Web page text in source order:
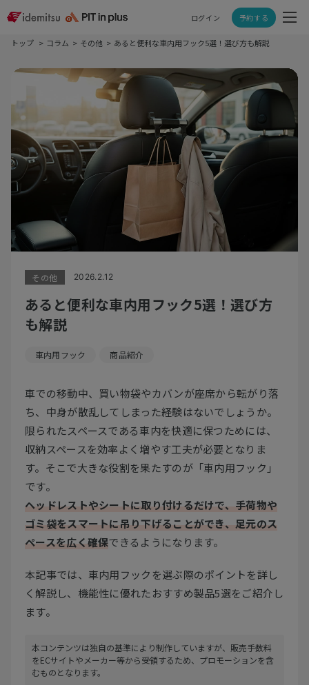
ログイン 予約する
トップ コラム その他 あると便利な車内用フック5選！選び方も解説
その他 2026.2.12
あると便利な車内用フック5選！選び方
も解説
車内用フック 商品紹介
車での移動中、買い物袋やカバンが座席から転がり落
ち、中身が散乱してしまった経験はないでしょうか。
限られたスペースである車内を快適に保つためには、
収納スペースを効率よく増やす工夫が必要となりま
す。そこで大きな役割を果たすのが「車内用フック」
です。
ヘッドレストやシートに取り付けるだけで、手荷物や
ゴミ袋をスマートに吊り下げることができ、足元のス
ペースを広く確保できるようになります。
本記事では、車内用フックを選ぶ際のポイントを詳し
く解説し、機能性に優れたおすすめ製品5選をご紹介し
ます。
本コンテンツは独自の基準により制作していますが、販売手数料
をECサイトやメーカー等から受領するため、プロモーションを含
むものとなります。